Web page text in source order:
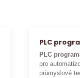
PLC
PLC
pro
průmyslové